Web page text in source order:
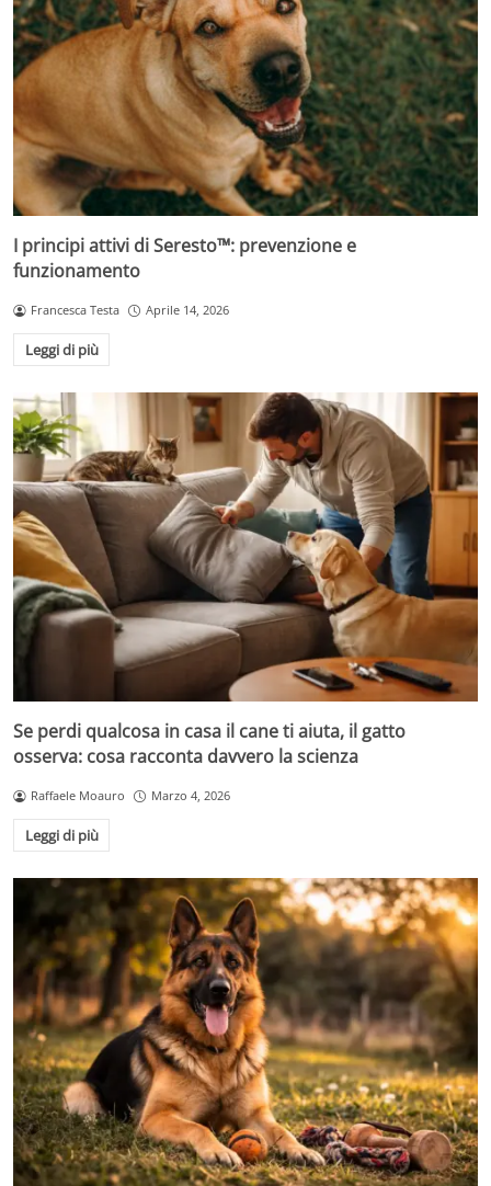
I principi attivi di Seresto™: prevenzione e
funzionamento
Francesca Testa Aprile 14, 2026
Leggi di più
Se perdi qualcosa in casa il cane ti aiuta, il gatto
osserva: cosa racconta davvero la scienza
Raffaele Moauro Marzo 4, 2026
Leggi di più